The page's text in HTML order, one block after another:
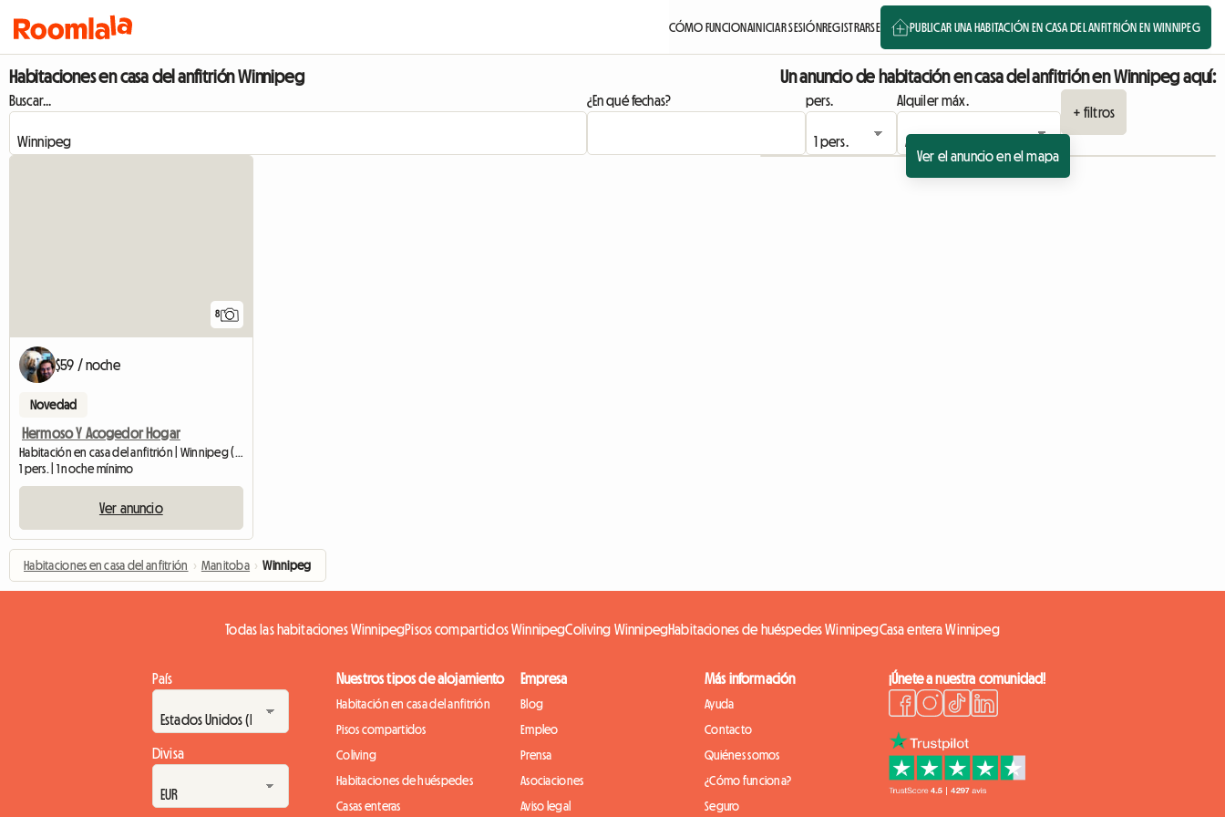
CÓMO FUNCIONAINICIAR SESIÓNREGISTRARSE PUBLICAR UNA HABITACIÓN EN CASA DEL ANFITRIÓN EN WINNIPEG
Habitaciones en casa del anfitrión Winnipeg Un anuncio de habitación en casa del anfitrión en Winnipeg aquí:
Buscar... ¿En qué fechas? pers.
Alquiler máx.
+ filtros
Ver el anuncio en el mapa
8
$59 / noche
Novedad
Hermoso Y Acogedor Hogar
Habitación en casa del anfitrión | Winnipeg (R2N 1P9)
1 pers. | 1 noche mínimo
Ver anuncio
Habitaciones en casa del anfitrión › Manitoba › Winnipeg
Todas las habitaciones WinnipegPisos compartidos WinnipegColiving WinnipegHabitaciones de huéspedes WinnipegCasa entera Winnipeg
País
Divisa
Nuestros tipos de alojamiento
Habitación en casa del anfitrión
Pisos compartidos
Coliving
Habitaciones de huéspedes
Casas enteras
Empresa
Blog
Empleo
Prensa
Asociaciones
Aviso legal
Más información
Ayuda
Contacto
Quiénes somos
¿Cómo funciona?
Seguro
¡Únete a nuestra comunidad!